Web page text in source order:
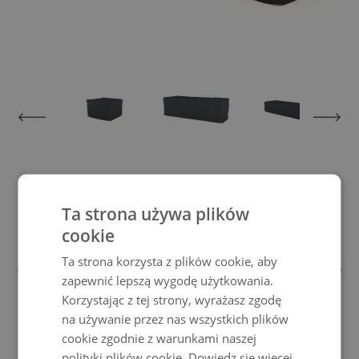
chronisz swoje meble przed złą pogodą, ale
także promujesztrwałość Twoich mebli
ogrodowych Living Zone.
Pokrowce na meble ogrodowe, które stawiają czoła każdej pogodzie
Ta strona używa plików
cookie
Ta strona korzysta z plików cookie, aby
zapewnić lepszą wygodę użytkowania.
Korzystając z tej strony, wyrażasz zgodę
na używanie przez nas wszystkich plików
cookie zgodnie z warunkami naszej